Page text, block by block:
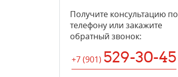
Получите консультацию по
телефону или закажите
обратный звонок:
+7 (901) 529-30-45